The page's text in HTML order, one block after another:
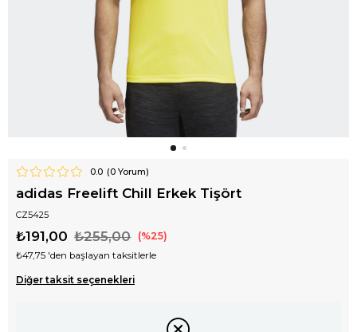
0.0 (0Yorum)
adidas Freelift Chill Erkek Tişört
CZ5425
₺255,00
₺191,00 25
₺47,75 'den başlayan taksitlerle
Diğer taksit seçenekleri